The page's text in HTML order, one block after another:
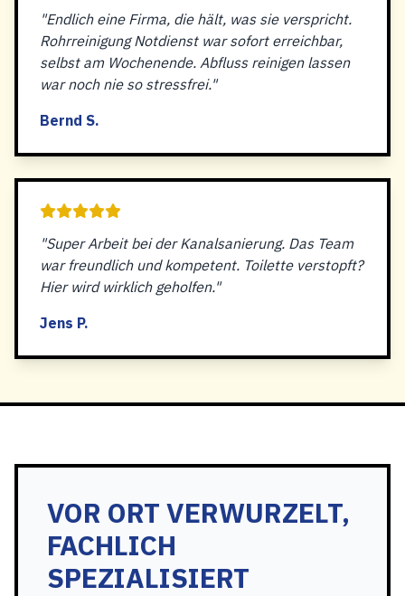
"Endlich eine Firma, die hält, was sie verspricht.
Rohrreinigung Notdienst war sofort erreichbar,
selbst am Wochenende. Abfluss reinigen lassen
war noch nie so stressfrei."
Bernd S.
"Super Arbeit bei der Kanalsanierung. Das Team
war freundlich und kompetent. Toilette verstopft?
Hier wird wirklich geholfen."
Jens P.
VOR ORT VERWURZELT,
FACHLICH
SPEZIALISIERT